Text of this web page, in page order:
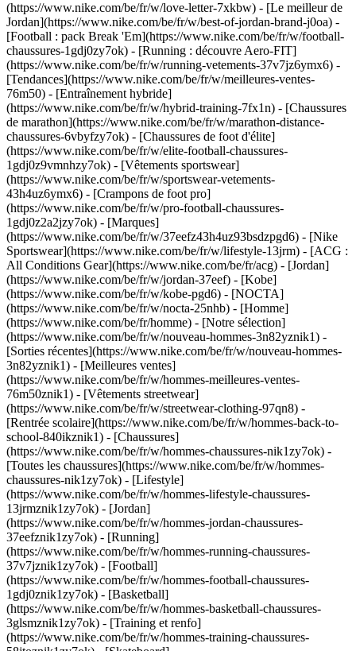
(https://www.nike.com/be/fr/w/love-letter-7xkbw) - [Le meilleur de
Jordan](https://www.nike.com/be/fr/w/best-of-jordan-brand-j0oa) -
[Football : pack Break 'Em](https://www.nike.com/be/fr/w/football-
chaussures-1gdj0zy7ok) - [Running : découvre Aero-FIT]
(https://www.nike.com/be/fr/w/running-vetements-37v7jz6ymx6) -
[Tendances](https://www.nike.com/be/fr/w/meilleures-ventes-
76m50) - [Entraînement hybride]
(https://www.nike.com/be/fr/w/hybrid-training-7fx1n) - [Chaussures
de marathon](https://www.nike.com/be/fr/w/marathon-distance-
chaussures-6vbyfzy7ok) - [Chaussures de foot d'élite]
(https://www.nike.com/be/fr/w/elite-football-chaussures-
1gdj0z9vmnhzy7ok) - [Vêtements sportswear]
(https://www.nike.com/be/fr/w/sportswear-vetements-
43h4uz6ymx6) - [Crampons de foot pro]
(https://www.nike.com/be/fr/w/pro-football-chaussures-
1gdj0z2a2jzy7ok) - [Marques]
(https://www.nike.com/be/fr/w/37eefz43h4uz93bsdzpgd6) - [Nike
Sportswear](https://www.nike.com/be/fr/w/lifestyle-13jrm) - [ACG :
All Conditions Gear](https://www.nike.com/be/fr/acg) - [Jordan]
(https://www.nike.com/be/fr/w/jordan-37eef) - [Kobe]
(https://www.nike.com/be/fr/w/kobe-pgd6) - [NOCTA]
(https://www.nike.com/be/fr/w/nocta-25nhb) - [Homme]
(https://www.nike.com/be/fr/homme) - [Notre sélection]
(https://www.nike.com/be/fr/w/nouveau-hommes-3n82yznik1) -
[Sorties récentes](https://www.nike.com/be/fr/w/nouveau-hommes-
3n82yznik1) - [Meilleures ventes]
(https://www.nike.com/be/fr/w/hommes-meilleures-ventes-
76m50znik1) - [Vêtements streetwear]
(https://www.nike.com/be/fr/w/streetwear-clothing-97qn8) -
[Rentrée scolaire](https://www.nike.com/be/fr/w/hommes-back-to-
school-840ikznik1) - [Chaussures]
(https://www.nike.com/be/fr/w/hommes-chaussures-nik1zy7ok) -
[Toutes les chaussures](https://www.nike.com/be/fr/w/hommes-
chaussures-nik1zy7ok) - [Lifestyle]
(https://www.nike.com/be/fr/w/hommes-lifestyle-chaussures-
13jrmznik1zy7ok) - [Jordan]
(https://www.nike.com/be/fr/w/hommes-jordan-chaussures-
37eefznik1zy7ok) - [Running]
(https://www.nike.com/be/fr/w/hommes-running-chaussures-
37v7jznik1zy7ok) - [Football]
(https://www.nike.com/be/fr/w/hommes-football-chaussures-
1gdj0znik1zy7ok) - [Basketball]
(https://www.nike.com/be/fr/w/hommes-basketball-chaussures-
3glsmznik1zy7ok) - [Training et renfo]
(https://www.nike.com/be/fr/w/hommes-training-chaussures-